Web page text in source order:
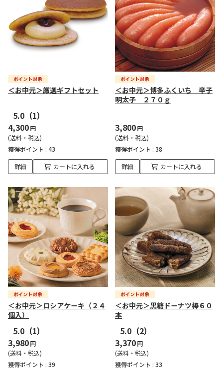
＜お中元＞厳選ギフトセット
5.0 （1）
4,300円
(送料・税込)
獲得ポイント : 43
詳細 カートに入れる
＜お中元＞博多ふくいち 辛子
明太子 ２７０ｇ
3,800円
(送料・税込)
獲得ポイント : 38
詳細 カートに入れる
＜お中元＞ロシアケーキ（２４
個入）
5.0 （1）
3,980円
(送料・税込)
獲得ポイント : 39
＜お中元＞黒糖ドーナツ棒６０
本
5.0 （2）
3,370円
(送料・税込)
獲得ポイント : 33